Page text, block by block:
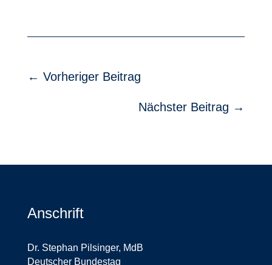
← Vorheriger Beitrag
Nächster Beitrag →
Anschrift
Dr. Stephan Pilsinger, MdB
Deutscher Bundestag